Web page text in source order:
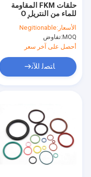
حلقات FKM المقاومة
للماء من النتريل O
مقاومة للزيت ، أختام
مطاطية مقاومة القلويات
يا الدائري
الأسعار:Negitionable
MOQ: تفاوض
أحصل على آخر سعر
ﺎﺘﺼﻟ ﺍﻶﻧ